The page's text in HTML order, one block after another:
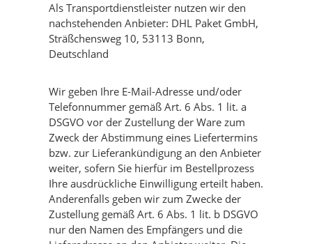
Als Transportdienstleister nutzen wir den
nachstehenden Anbieter: DHL Paket GmbH,
Sträßchensweg 10, 53113 Bonn,
Deutschland
Wir geben Ihre E-Mail-Adresse und/oder
Telefonnummer gemäß Art. 6 Abs. 1 lit. a
DSGVO vor der Zustellung der Ware zum
Zweck der Abstimmung eines Liefertermins
bzw. zur Lieferankündigung an den Anbieter
weiter, sofern Sie hierfür im Bestellprozess
Ihre ausdrückliche Einwilligung erteilt haben.
Anderenfalls geben wir zum Zwecke der
Zustellung gemäß Art. 6 Abs. 1 lit. b DSGVO
nur den Namen des Empfängers und die